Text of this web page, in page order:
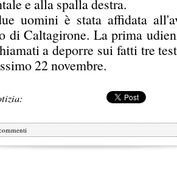
e alla spalla destra.
uomini è stata affidata
di Caltagirone. La prima
a deporre sui fatti tre
22 novembre.